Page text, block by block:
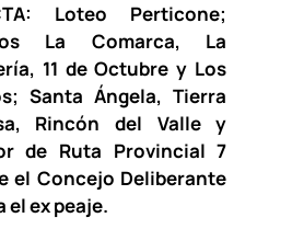
Loteo Perticone;
La Comarca, La
11 de Octubre y Los
Santa Ángela, Tierra
Rincón del Valle y
de Ruta Provincial 7
el Concejo Deliberante
el ex peaje.